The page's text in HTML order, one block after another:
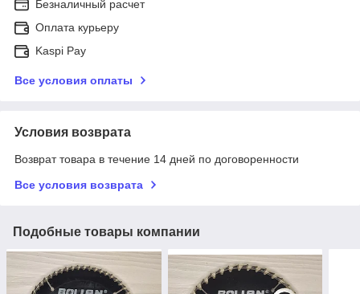
Безналичный расчет
Оплата курьеру
Kaspi Pay
Все условия оплаты
Условия возврата
Возврат товара в течение 14 дней по договоренности
Все условия возврата
Подобные товары компании